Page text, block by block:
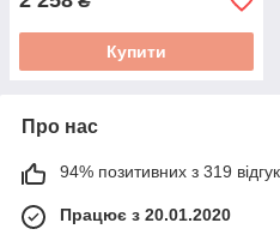
Купити
Про нас
94% позитивних з 319
Працює з 20.01.2020